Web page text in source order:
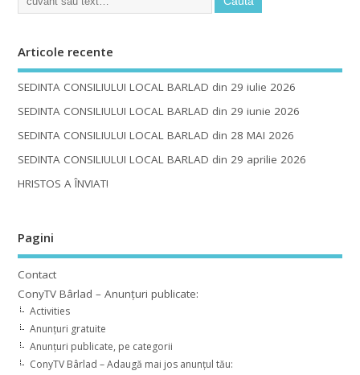
Articole recente
SEDINTA CONSILIULUI LOCAL BARLAD din 29 iulie 2026
SEDINTA CONSILIULUI LOCAL BARLAD din 29 iunie 2026
SEDINTA CONSILIULUI LOCAL BARLAD din 28 MAI 2026
SEDINTA CONSILIULUI LOCAL BARLAD din 29 aprilie 2026
HRISTOS A ÎNVIAT!
Pagini
Contact
ConyTV Bârlad – Anunțuri publicate:
Activities
Anunțuri gratuite
Anunțuri publicate, pe categorii
ConyTV Bârlad – Adaugă mai jos anunțul tău: